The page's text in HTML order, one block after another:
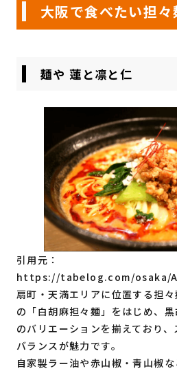
大阪で食べたい担々
麺や 蓮と凛と仁
引用元：
https://tabelog.com/osaka/
扇町・天満エリアに位置する担
の「白胡麻担々麺」をはじめ、
のバリエーションを揃えており
バランスが魅力です。
自家製ラー油や赤山椒・青山椒